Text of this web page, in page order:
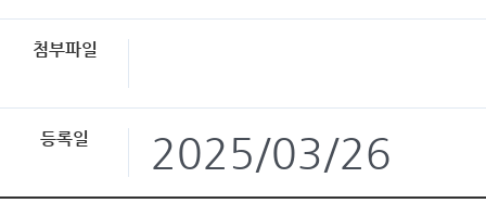
첨부파일
등록일 2025/03/26